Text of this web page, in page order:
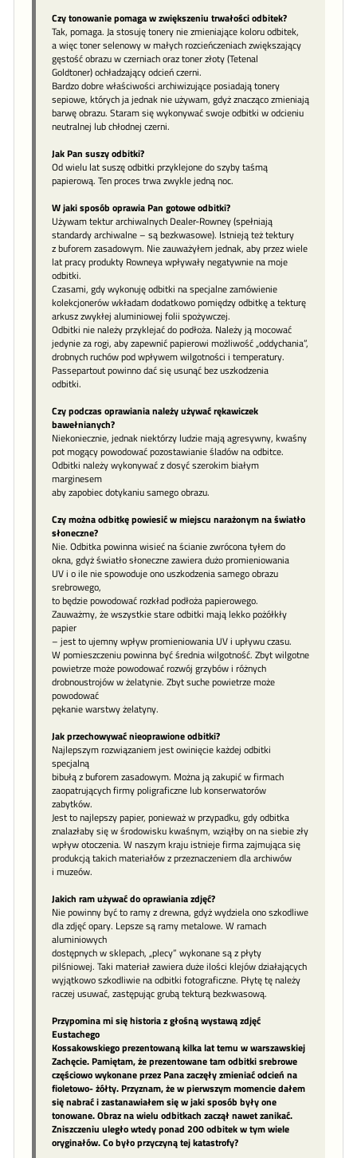
Czy tonowanie pomaga w zwiększeniu trwałości odbitek?
Tak, pomaga. Ja stosuję tonery nie zmieniające koloru odbitek,
a więc toner selenowy w małych rozcieńczeniach zwiększający
gęstość obrazu w czerniach oraz toner złoty (Tetenal
Goldtoner) ochładzający odcień czerni.
Bardzo dobre właściwości archiwizujące posiadają tonery
sepiowe, których ja jednak nie używam, gdyż znacząco zmieniają
barwę obrazu. Staram się wykonywać swoje odbitki w odcieniu
neutralnej lub chłodnej czerni.
Jak Pan suszy odbitki?
Od wielu lat suszę odbitki przyklejone do szyby taśmą
papierową. Ten proces trwa zwykle jedną noc.
W jaki sposób oprawia Pan gotowe odbitki?
Używam tektur archiwalnych Dealer-Rowney (spełniają
standardy archiwalne – są bezkwasowe). Istnieją też tektury
z buforem zasadowym. Nie zauważyłem jednak, aby przez wiele
lat pracy produkty Rowneya wpływały negatywnie na moje
odbitki.
Czasami, gdy wykonuję odbitki na specjalne zamówienie
kolekcjonerów wkładam dodatkowo pomiędzy odbitkę a tekturę
arkusz zwykłej aluminiowej folii spożywczej.
Odbitki nie należy przyklejać do podłoża. Należy ją mocować
jedynie za rogi, aby zapewnić papierowi możliwość „oddychania”,
drobnych ruchów pod wpływem wilgotności i temperatury.
Passepartout powinno dać się usunąć bez uszkodzenia
odbitki.
Czy podczas oprawiania należy używać rękawiczek
bawełnianych?
Niekoniecznie, jednak niektórzy ludzie mają agresywny, kwaśny
pot mogący powodować pozostawianie śladów na odbitce.
Odbitki należy wykonywać z dosyć szerokim białym
marginesem
aby zapobiec dotykaniu samego obrazu.
Czy można odbitkę powiesić w miejscu narażonym na światło
słoneczne?
Nie. Odbitka powinna wisieć na ścianie zwrócona tyłem do
okna, gdyż światło słoneczne zawiera dużo promieniowania
UV i o ile nie spowoduje ono uszkodzenia samego obrazu
srebrowego,
to będzie powodować rozkład podłoża papierowego.
Zauważmy, że wszystkie stare odbitki mają lekko pożółkły
papier
– jest to ujemny wpływ promieniowania UV i upływu czasu.
W pomieszczeniu powinna być średnia wilgotność. Zbyt wilgotne
powietrze może powodować rozwój grzybów i różnych
drobnoustrojów w żelatynie. Zbyt suche powietrze może
powodować
pękanie warstwy żelatyny.
Jak przechowywać nieoprawione odbitki?
Najlepszym rozwiązaniem jest owinięcie każdej odbitki
specjalną
bibułą z buforem zasadowym. Można ją zakupić w firmach
zaopatrujących firmy poligraficzne lub konserwatorów
zabytków.
Jest to najlepszy papier, ponieważ w przypadku, gdy odbitka
znalazłaby się w środowisku kwaśnym, wziąłby on na siebie zły
wpływ otoczenia. W naszym kraju istnieje firma zajmująca się
produkcją takich materiałów z przeznaczeniem dla archiwów
i muzeów.
Jakich ram używać do oprawiania zdjęć?
Nie powinny być to ramy z drewna, gdyż wydziela ono szkodliwe
dla zdjęć opary. Lepsze są ramy metalowe. W ramach
aluminiowych
dostępnych w sklepach, „plecy” wykonane są z płyty
pilśniowej. Taki materiał zawiera duże ilości klejów działających
wyjątkowo szkodliwie na odbitki fotograficzne. Płytę tę należy
raczej usuwać, zastępując grubą tekturą bezkwasową.
Przypomina mi się historia z głośną wystawą zdjęć
Eustachego
Kossakowskiego prezentowaną kilka lat temu w warszawskiej
Zachęcie. Pamiętam, że prezentowane tam odbitki srebrowe
częściowo wykonane przez Pana zaczęły zmieniać odcień na
fioletowo- żółty. Przyznam, że w pierwszym momencie dałem
się nabrać i zastanawiałem się w jaki sposób były one
tonowane. Obraz na wielu odbitkach zaczął nawet zanikać.
Zniszczeniu uległo wtedy ponad 200 odbitek w tym wiele
oryginałów. Co było przyczyną tej katastrofy?